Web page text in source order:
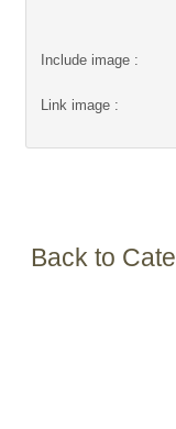
Include image :
Link image :
Back to